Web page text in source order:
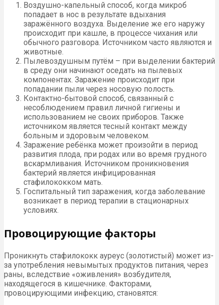
Воздушно-капельный способ, когда микроб
попадает в нос в результате вдыхания
заражённого воздуха. Выделение же его наружу
происходит при кашле, в процессе чихания или
обычного разговора. Источником часто являются и
животные.
Пылевоздушным путём – при выделении бактерий
в среду они начинают оседать на пылевых
компонентах. Заражение происходит при
попадании пыли через носовую полость.
Контактно-бытовой способ, связанный с
несоблюдением правил личной гигиены и
использованием не своих приборов. Также
источником является тесный контакт между
больным и здоровым человеком.
Заражение ребёнка может произойти в период
развития плода, при родах или во время грудного
вскармливания. Источником проникновения
бактерий является инфицированная
стафилококком мать.
Госпитальный тип заражения, когда заболевание
возникает в период терапии в стационарных
условиях.
Провоцирующие факторы
Проникнуть стафилококк ауреус (золотистый) может из-
за употребления невымытых продуктов питания, через
раны, вследствие «оживления» возбудителя,
находящегося в кишечнике. Факторами,
провоцирующими инфекцию, становятся: